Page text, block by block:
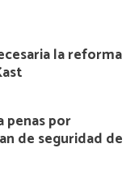
la reforma
penas por
de seguridad de